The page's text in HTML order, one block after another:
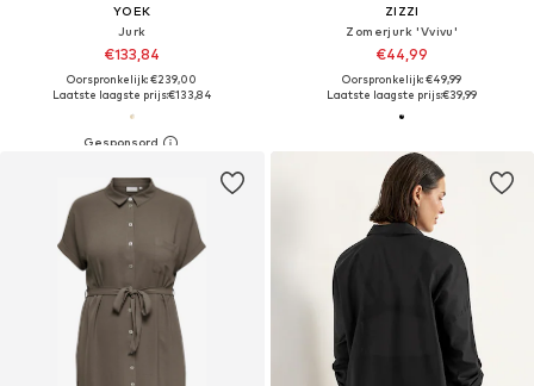
YOEK
Jurk
€133,84
Oorspronkelijk: €239,00
Laatste laagste prijs:€133,84
ZIZZI
Zomerjurk 'Vvivu'
€44,99
Oorspronkelijk: €49,99
Laatste laagste prijs:€39,99